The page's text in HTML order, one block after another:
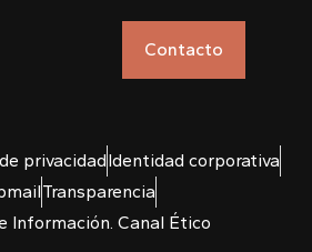
Contacto
privacidadIdentidad corporativa
Transparencia
Información. Canal Ético